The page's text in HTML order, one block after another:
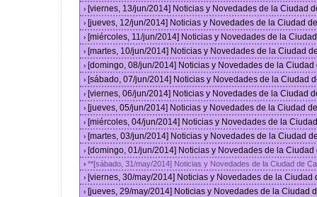
› [viernes, 13/jun/2014] Noticias y Novedades de la Ciudad
› [jueves, 12/jun/2014] Noticias y Novedades de la Ciudad
› [miércoles, 11/jun/2014] Noticias y Novedades de la
› [martes, 10/jun/2014] Noticias y Novedades de la Ciudad
› [domingo, 08/jun/2014] Noticias y Novedades de la
› [sábado, 07/jun/2014] Noticias y Novedades de la Ciudad
› [viernes, 06/jun/2014] Noticias y Novedades de la Ciudad
› [jueves, 05/jun/2014] Noticias y Novedades de la Ciudad
› [miércoles, 04/jun/2014] Noticias y Novedades de la
› [martes, 03/jun/2014] Noticias y Novedades de la Ciudad
› [domingo, 01/jun/2014] Noticias y Novedades de la
› **[sábado, 31/may/2014] Noticias y Novedades de la Ciudad de
› [viernes, 30/may/2014] Noticias y Novedades de la
› [jueves, 29/may/2014] Noticias y Novedades de la Ciudad